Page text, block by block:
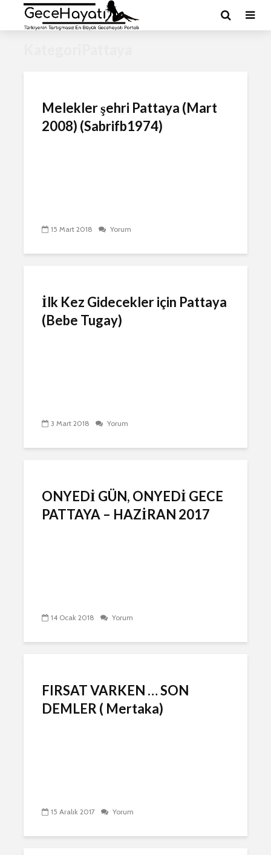
Melekler şehri Pattaya (Mart
2008) (Sabrifb1974)
15 Mart 2018 Yorum
İlk Kez Gidecekler için Pattaya
(Bebe Tugay)
3 Mart 2018 Yorum
ONYEDİ GÜN, ONYEDİ GECE
PATTAYA – HAZİRAN 2017
14 Ocak 2018 Yorum
FIRSAT VARKEN … SON
DEMLER ( Mertaka)
15 Aralık 2017 Yorum